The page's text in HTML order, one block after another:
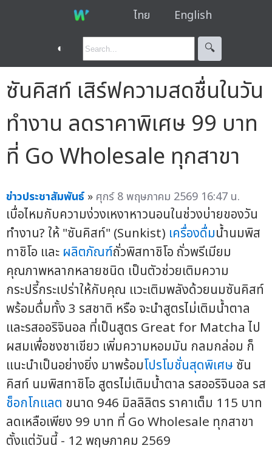
ไทย English
◐ 🔍︎
ซันคิสท์ เสิร์ฟความสดชื่นในวัน
ทำงาน ลดราคาพิเศษ 99 บาท
ที่ Go Wholesale ทุกสาขา
ข่าวประชาสัมพันธ์ » ศุกร์ 8 พฤษภาคม 2569 16:47 น.
เบื่อไหมกับความง่วงเหงาหาวนอนในช่วงบ่ายของวัน
ทำงาน? ให้ "ซันคิสท์" (Sunkist) เครื่องดื่มน้ำนมพิส
ทาชิโอ และ ผลิตภัณฑ์ถั่วพิสทาชิโอ ถั่วพรีเมียม
คุณภาพหลากหลายชนิด เป็นตัวช่วยเติมความ
กระปรี้กระเปร่าให้กับคุณ แวะเติมพลังด้วยนมซันคิสท์
พร้อมดื่มทั้ง 3 รสชาติ หรือ จะนำสูตรไม่เติมน้ำตาล
และรสออริจินอล ที่เป็นสูตร Great for Matcha ไป
ผสมเพื่อชงชาเขียว เพิ่มความหอมมัน กลมกล่อม ก็
แนะนำเป็นอย่างยิ่ง มาพร้อมโปรโมชั่นสุดพิเศษซัน
คิสท์ นมพิสทาชิโอ สูตรไม่เติมน้ำตาล รสออริจินอล รส
ช็อกโกแลต ขนาด 946 มิลลิลิตร ราคาเต็ม 115 บาท
ลดเหลือเพียง 99 บาท ที่ Go Wholesale ทุกสาขา
ตั้งแต่วันนี้ - 12 พฤษภาคม 2569